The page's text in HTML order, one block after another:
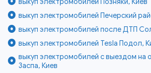
выкуп электромобилей Печерский
выкуп электромобилей после ДТП
выкуп электромобилей Tesla Подол,
выкуп электромобилей с выездом на
Заспа, Киев